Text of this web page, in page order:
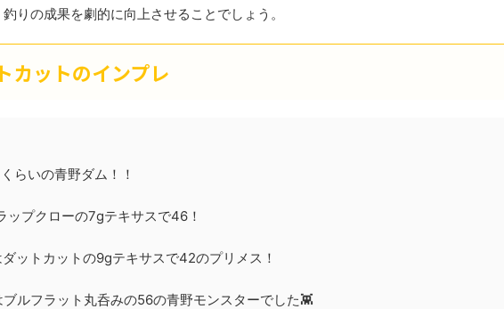
りの成果を劇的に向上させることでしょう。
カットのインプレ
らいの青野ダム！！
ップクローの7gテキサスで46！
ットカットの9gテキサスで42のプリメス！
ルフラット丸呑みの56の青野モンスターでした👾